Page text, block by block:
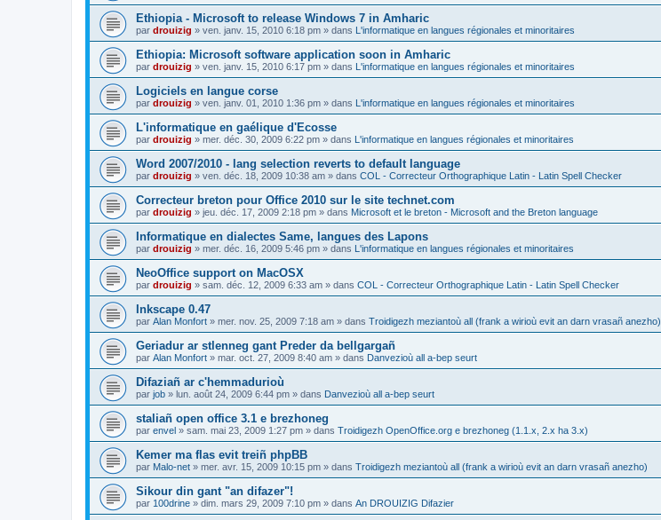
Ethiopia - Microsoft to release Windows 7 in Amharic
par drouizig » ven. janv. 15, 2010 6:18 pm » dans L'informatique en langues régionales et minoritaires
Ethiopia: Microsoft software application soon in Amharic
par drouizig » ven. janv. 15, 2010 6:17 pm » dans L'informatique en langues régionales et minoritaires
Logiciels en langue corse
par drouizig » ven. janv. 01, 2010 1:36 pm » dans L'informatique en langues régionales et minoritaires
L'informatique en gaélique d'Ecosse
par drouizig » mer. déc. 30, 2009 6:22 pm » dans L'informatique en langues régionales et minoritaires
Word 2007/2010 - lang selection reverts to default language
par drouizig » ven. déc. 18, 2009 10:38 am » dans COL - Correcteur Orthographique Latin - Latin Spell Checker
Correcteur breton pour Office 2010 sur le site technet.com
par drouizig » jeu. déc. 17, 2009 2:18 pm » dans Microsoft et le breton - Microsoft and the Breton language
Informatique en dialectes Same, langues des Lapons
par drouizig » mer. déc. 16, 2009 5:46 pm » dans L'informatique en langues régionales et minoritaires
NeoOffice support on MacOSX
par drouizig » sam. déc. 12, 2009 6:33 am » dans COL - Correcteur Orthographique Latin - Latin Spell Checker
Inkscape 0.47
par Alan Monfort » mer. nov. 25, 2009 7:18 am » dans Troidigezh meziantoù all (frank a wirioù evit an darn vrasañ anezho)
Geriadur ar stlenneg gant Preder da bellgargañ
par Alan Monfort » mar. oct. 27, 2009 8:40 am » dans Danvezioù all a-bep seurt
Difaziañ ar c'hemmadurioù
par job » lun. août 24, 2009 6:44 pm » dans Danvezioù all a-bep seurt
staliañ open office 3.1 e brezhoneg
par envel » sam. mai 23, 2009 1:27 pm » dans Troidigezh OpenOffice.org e brezhoneg (1.1.x, 2.x ha 3.x)
Kemer ma flas evit treiñ phpBB
par Malo-net » mer. avr. 15, 2009 10:15 pm » dans Troidigezh meziantoù all (frank a wirioù evit an darn vrasañ anezho)
Sikour din gant "an difazer"!
par 100drine » dim. mars 29, 2009 7:10 pm » dans An DROUIZIG Difazier